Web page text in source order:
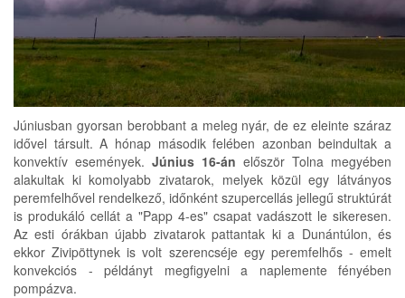
Júniusban gyorsan berobbant a meleg nyár, de ez eleinte száraz
idővel társult. A hónap második felében azonban beindultak a
konvektív események. Június 16-án először Tolna megyében
alakultak ki komolyabb zivatarok, melyek közül egy látványos
peremfelhővel rendelkező, időnként szupercellás jellegű struktúrát
is produkáló cellát a "Papp 4-es" csapat vadászott le sikeresen.
Az esti órákban újabb zivatarok pattantak ki a Dunántúlon, és
ekkor Zivipöttynek is volt szerencséje egy peremfelhős - emelt
konvekciós - példányt megfigyelni a naplemente fényében
pompázva.